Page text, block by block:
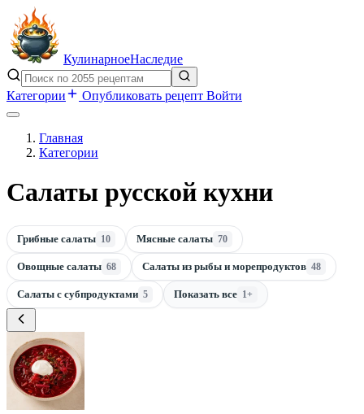
КулинарноеНаследие
Категории Опубликовать рецепт Войти
Главная
Категории
Салаты русской кухни
Грибные салаты 10 Мясные салаты 70
Овощные салаты 68 Салаты из рыбы и морепродуктов 48
Салаты с субпродуктами 5 Показать все 1+